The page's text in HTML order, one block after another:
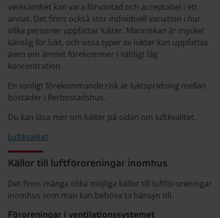
verksamhet kan vara förväntad och acceptabel i ett
annat. Det finns också stor individuell variation i hur
olika personer uppfattar lukter. Människan är mycket
känslig för lukt, och vissa typer av lukter kan uppfattas
även om ämnet förekommer i väldigt låg
koncentration.
En vanligt förekommande risk är luktspridning mellan
bostäder i flerbostadshus.
Du kan läsa mer om lukter på sidan om luftkvalitet.
Luftkvalitet
Källor till luftföroreningar inomhus
Det finns många olika möjliga källor till luftföroreningar
inomhus som man kan behöva ta hänsyn till.
Föroreningar i ventilationssystemet